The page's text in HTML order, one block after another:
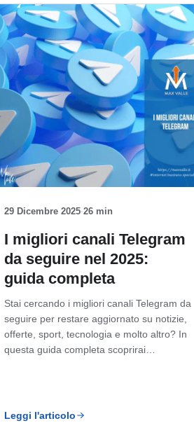
29 Dicembre 2025·26 min
I migliori canali Telegram
da seguire nel 2025:
guida completa
Stai cercando i migliori canali Telegram da
seguire per restare aggiornato su notizie,
offerte, sport, tecnologia e molto altro? In
questa guida completa scoprirai…
Leggi l'articolo